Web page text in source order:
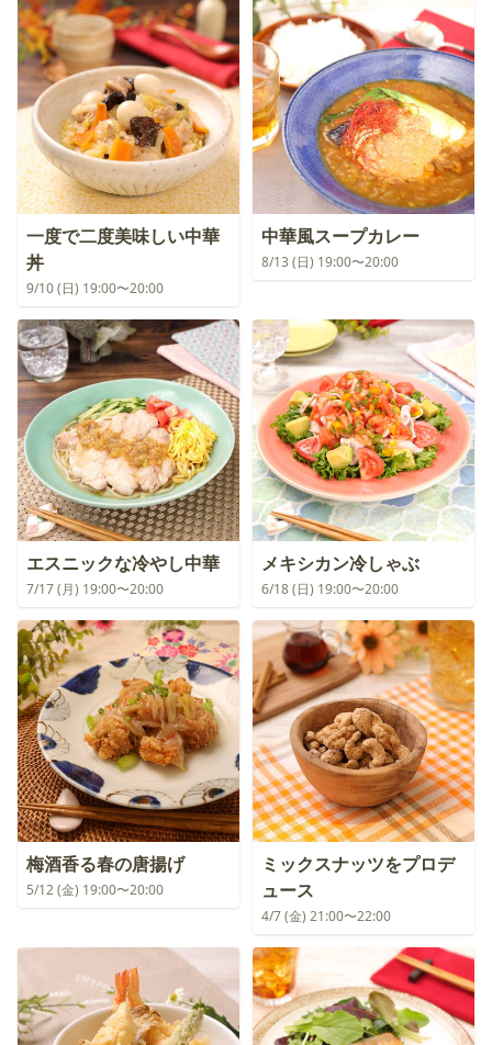
一度で二度美味しい中華
丼
9/10 (日) 19:00〜20:00
中華風スープカレー
8/13 (日) 19:00〜20:00
エスニックな冷やし中華
7/17 (月) 19:00〜20:00
メキシカン冷しゃぶ
6/18 (日) 19:00〜20:00
梅酒香る春の唐揚げ
5/12 (金) 19:00〜20:00
ミックスナッツをプロデ
ュース
4/7 (金) 21:00〜22:00